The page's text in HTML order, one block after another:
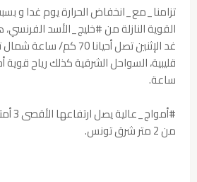
تزامنا_مع_انخفاض الحرارة يوم غدا و
القوية النازلة من #خليج_الأسد
غد الإثنين تصل أحيانا
ساعة.
من 2 متر شرق تونس.